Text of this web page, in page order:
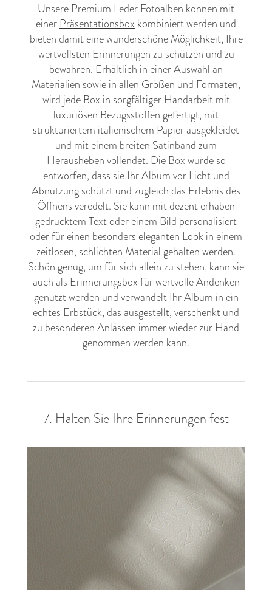
Unsere Premium Leder Fotoalben können mit
einerPräsentationsboxkombiniert werden und
bieten damit eine wunderschöne Möglichkeit, Ihre
wertvollsten Erinnerungen zu schützen und zu
bewahren. Erhältlich in einer Auswahl an
Materialiensowie in allen Größen und Formaten,
wird jede Box in sorgfältiger Handarbeit mit
luxuriösen Bezugsstoffen gefertigt, mit
strukturiertem italienischem Papier ausgekleidet
und mit einem breiten Satinband zum
Herausheben vollendet. Die Box wurde so
entworfen, dass sie Ihr Album vor Licht und
Abnutzung schützt und zugleich das Erlebnis des
Öffnens veredelt. Sie kann mit dezent erhaben
gedrucktem Text oder einem Bild personalisiert
oder für einen besonders eleganten Look in einem
zeitlosen, schlichten Material gehalten werden.
Schön genug, um für sich allein zu stehen, kann sie
auch als Erinnerungsbox für wertvolle Andenken
genutzt werden und verwandelt Ihr Album in ein
echtes Erbstück, das ausgestellt, verschenkt und
zu besonderen Anlässen immer wieder zur Hand
genommen werden kann.
7. Halten Sie Ihre Erinnerungen fest